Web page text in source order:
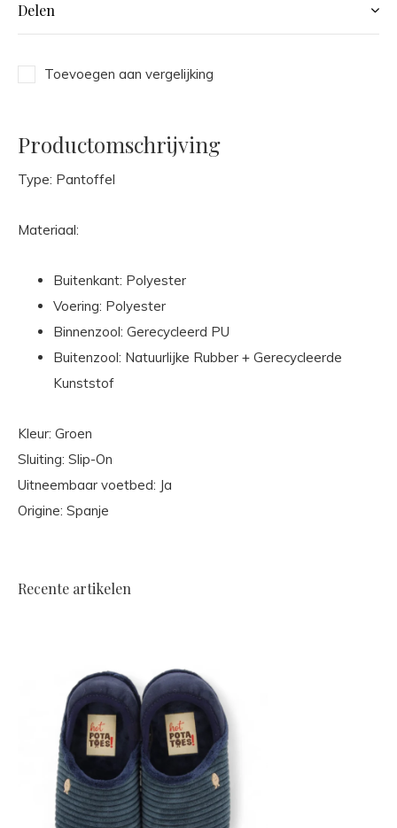
Delen
Toevoegen aan vergelijking
Productomschrijving
Type: Pantoffel
Materiaal:
Buitenkant: Polyester
Voering: Polyester
Binnenzool: Gerecycleerd PU
Buitenzool: Natuurlijke Rubber + Gerecycleerde
Kunststof
Kleur: Groen
Sluiting: Slip-On
Uitneembaar voetbed: Ja
Origine: Spanje
Recente artikelen